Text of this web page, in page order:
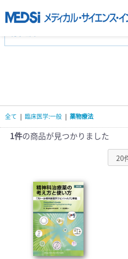
臨床医学:一般(359) 臨床医学:内科系(407)
基礎医学(93)
看護学(21)
医療技術(16)
栄養学(0)
薬学(7)
医学一般(91)
全て | 臨床医学:一般 | 薬物療法
1件の商品が見つかりました